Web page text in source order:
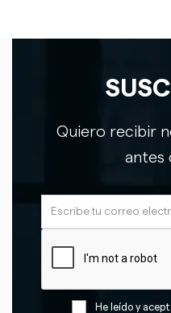
Quiero recibir
antes
He leído y